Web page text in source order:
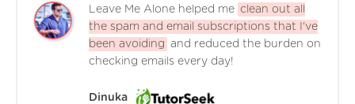
Leave Me Alone helped me clean out all
the spam and email subscriptions that I've
been avoiding and reduced the burden on
checking emails every day!
Dinuka